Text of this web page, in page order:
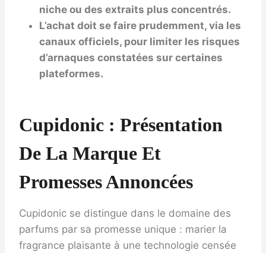
niche ou des extraits plus concentrés.
L’achat doit se faire prudemment, via les
canaux officiels, pour limiter les risques
d’arnaques constatées sur certaines
plateformes.
Cupidonic : Présentation
De La Marque Et
Promesses Annoncées
Cupidonic se distingue dans le domaine des
parfums par sa promesse unique : marier la
fragrance plaisante à une technologie censée